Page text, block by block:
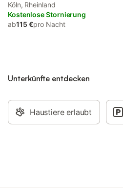
Köln, Rheinland
Kostenlose Stornierung
ab115 €pro Nacht
Unterkünfte entdecken
Haustiere erlaubt